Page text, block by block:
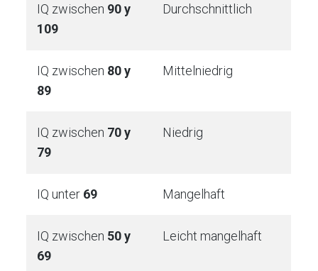
IQ zwischen 90 y
109
Durchschnittlich
IQ zwischen 80 y
89
Mittelniedrig
IQ zwischen 70 y
79
Niedrig
IQ unter 69 Mangelhaft
IQ zwischen 50 y
69
Leicht mangelhaft